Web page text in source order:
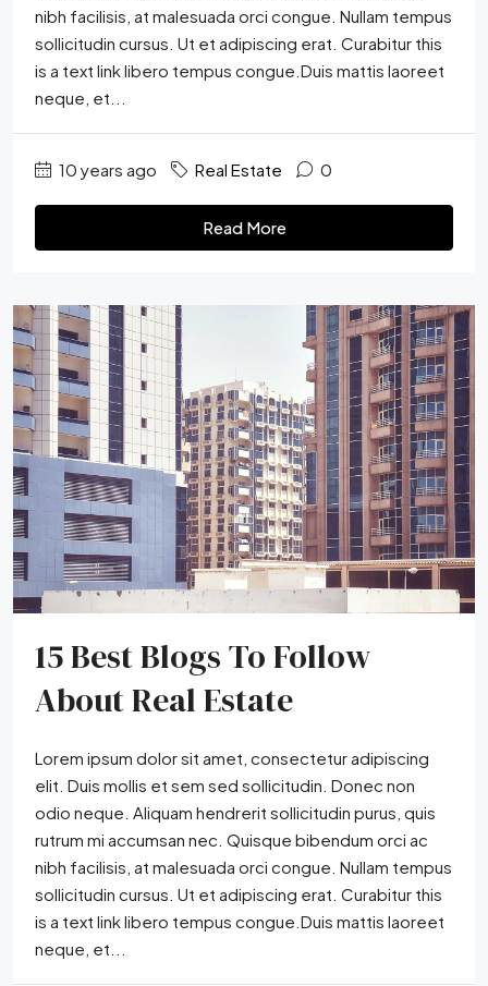
nibh facilisis, at malesuada orci congue. Nullam tempus
sollicitudin cursus. Ut et adipiscing erat. Curabitur this
is a text link libero tempus congue.Duis mattis laoreet
neque, et...
10 years ago Real Estate 0
Read More
15 Best Blogs To Follow
About Real Estate
Lorem ipsum dolor sit amet, consectetur adipiscing
elit. Duis mollis et sem sed sollicitudin. Donec non
odio neque. Aliquam hendrerit sollicitudin purus, quis
rutrum mi accumsan nec. Quisque bibendum orci ac
nibh facilisis, at malesuada orci congue. Nullam tempus
sollicitudin cursus. Ut et adipiscing erat. Curabitur this
is a text link libero tempus congue.Duis mattis laoreet
neque, et...